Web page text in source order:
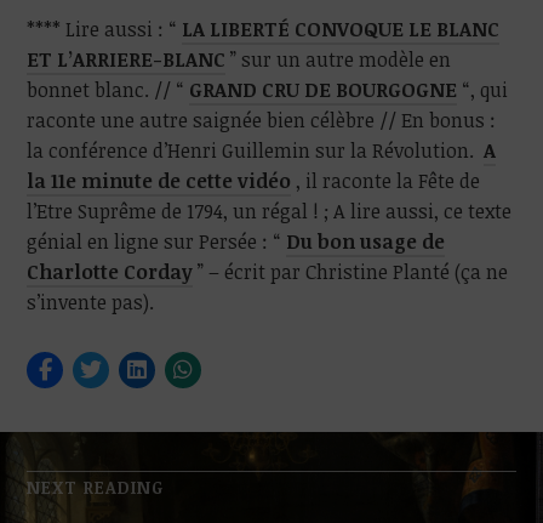
**** Lire aussi : “ LA LIBERTÉ CONVOQUE LE BLANC
ET L’ARRIERE-BLANC ” sur un autre modèle en
bonnet blanc. // “ GRAND CRU DE BOURGOGNE “, qui
raconte une autre saignée bien célèbre // En bonus :
la conférence d’Henri Guillemin sur la Révolution. A
la 11e minute de cette vidéo , il raconte la Fête de
l’Etre Suprême de 1794, un régal ! ; A lire aussi, ce texte
génial en ligne sur Persée : “ Du bon usage de
Charlotte Corday ” – écrit par Christine Planté (ça ne
s’invente pas).
NEXT READING